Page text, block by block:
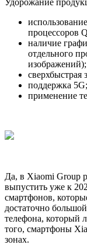
процессоров
наличие
отдельного
изображений);
сверхбыстрая
поддержка 5G;
применение
Да, в Xiaomi Group
выпустить уже к
смартфонов,
достаточно
телефона, который
того, смартфоны
зонах.